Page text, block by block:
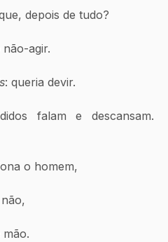
depois de tudo?
agir.
: queria devir.
falam e descansam.
o homem,